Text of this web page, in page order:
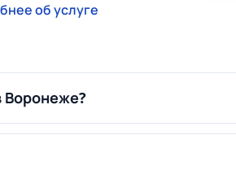
об услуге
Воронеже?